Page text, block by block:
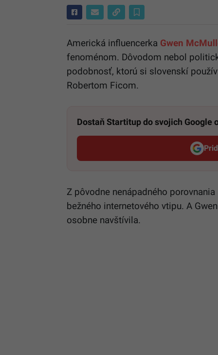
Americká influencerka Gwen
fenoménom. Dôvodom nebol
podobnosť, ktorú si slovenskí
Robertom Ficom.
Dostaň Startitup do svojich Google
Z pôvodne nenápadného
bežného internetového vtipu. A
osobne navštívila.